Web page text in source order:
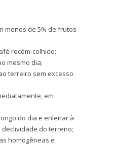
menos de 5% de frutos
recém-colhido;
mesmo dia;
terreiro sem excesso
em
do dia e enleirar à
do terreiro;
homogêneas e